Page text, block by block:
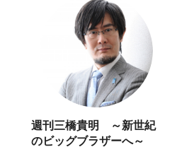
週刊三橋貴明 ～新世紀
のビッグブラザーへ～